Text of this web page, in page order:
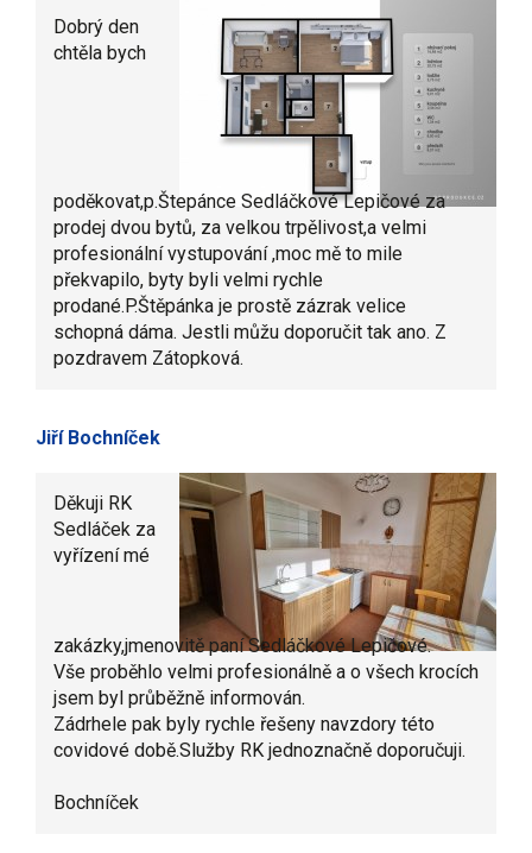
Dobrý den
chtěla bych
poděkovat,p.Štepánce Sedláčkové Lepičové za
prodej dvou bytů, za velkou trpělivost,a velmi
profesionální vystupování ,moc mě to mile
překvapilo, byty byli velmi rychle
prodané.P.Štěpánka je prostě zázrak velice
schopná dáma. Jestli můžu doporučit tak ano. Z
pozdravem Zátopková.
Jiří Bochníček
Děkuji RK
Sedláček za
vyřízení mé
zakázky,jmenovitě paní Sedláčkové Lepičové.
Vše proběhlo velmi profesionálně a o všech krocích
jsem byl průběžně informován.
Zádrhele pak byly rychle řešeny navzdory této
covidové době.Služby RK jednoznačně doporučuji.
Bochníček